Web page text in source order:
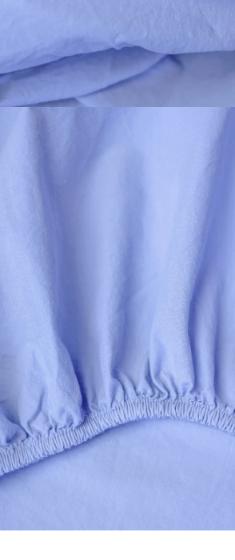
10% off
your first order.
*